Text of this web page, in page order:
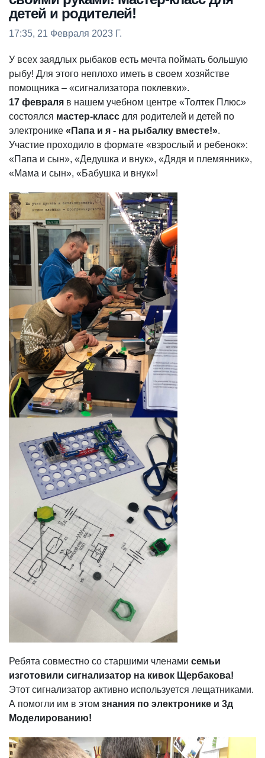
детей и родителей!
17:35, 21 Февраля 2023 Г.
У всех заядлых рыбаков есть мечта поймать большую
рыбу! Для этого неплохо иметь в своем хозяйстве
помощника – «сигнализатора поклевки».
17 февраля в нашем учебном центре «Толтек Плюс»
состоялся мастер-класс для родителей и детей по
электронике «Папа и я - на рыбалку вместе!».
Участие проходило в формате «взрослый и ребенок»:
«Папа и сын», «Дедушка и внук», «Дядя и племянник»,
«Мама и сын», «Бабушка и внук»!
Ребята совместно со старшими членами семьи
изготовили сигнализатор на кивок Щербакова!
Этот сигнализатор активно используется лещатниками.
А помогли им в этом знания по электронике и 3д
Моделированию!